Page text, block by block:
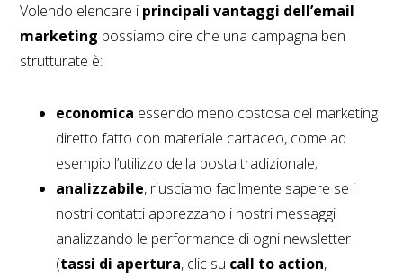
Volendo elencare i principali vantaggi dell’email
marketing possiamo dire che una campagna ben
strutturate è:
economica essendo meno costosa del marketing
diretto fatto con materiale cartaceo, come ad
esempio l’utilizzo della posta tradizionale;
analizzabile, riusciamo facilmente sapere se i
nostri contatti apprezzano i nostri messaggi
analizzando le performance di ogni newsletter
(tassi di apertura, clic su call to action,